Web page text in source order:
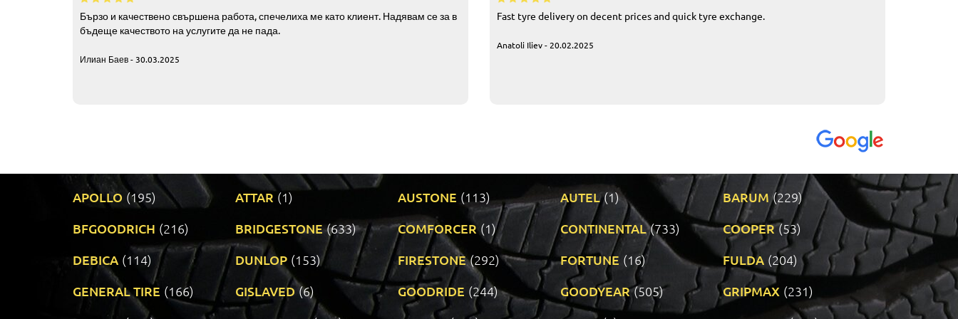
Бързо и качествено свършена работа, спечелиха ме като клиент. Надявам се за в
бъдеще качеството на услугите да не пада.
Илиан Баев - 30.03.2025
Fast tyre delivery on decent prices and quick tyre exchange.
Anatoli Iliev - 20.02.2025
APOLLO (195) ATTAR (1) AUSTONE (113) AUTEL (1) BARUM (229)
BFGOODRICH (216) BRIDGESTONE (633) COMFORCER (1) CONTINENTAL (733) COOPER (53)
DEBICA (114) DUNLOP (153) FIRESTONE (292) FORTUNE (16) FULDA (204)
GENERAL TIRE (166) GISLAVED (6) GOODRIDE (244) GOODYEAR (505) GRIPMAX (231)